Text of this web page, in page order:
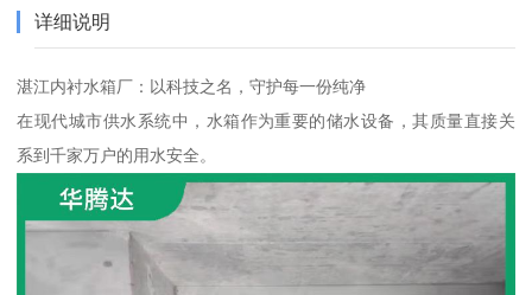
详细说明
湛江内衬水箱厂：以科技之名，守护每一份纯净
在现代城市供水系统中，水箱作为重要的储水设备，其质量直接关
系到千家万户的用水安全。